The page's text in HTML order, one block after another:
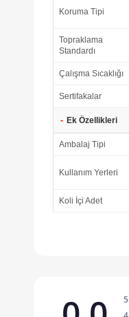
Koruma Tipi
Topraklama
Standardı
Çalışma Sıcaklığı
Sertifakalar
- Ek Özellikleri
Ambalaj Tipi
Kullanım Yerleri
Koli İçi Adet
5